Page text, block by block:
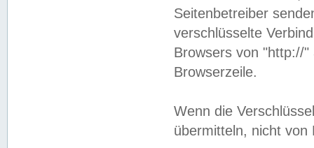
Seitenbetreiber
verschlüsselte
Browsers von "http://
Browserzeile.
Wenn die
übermitteln, nicht von